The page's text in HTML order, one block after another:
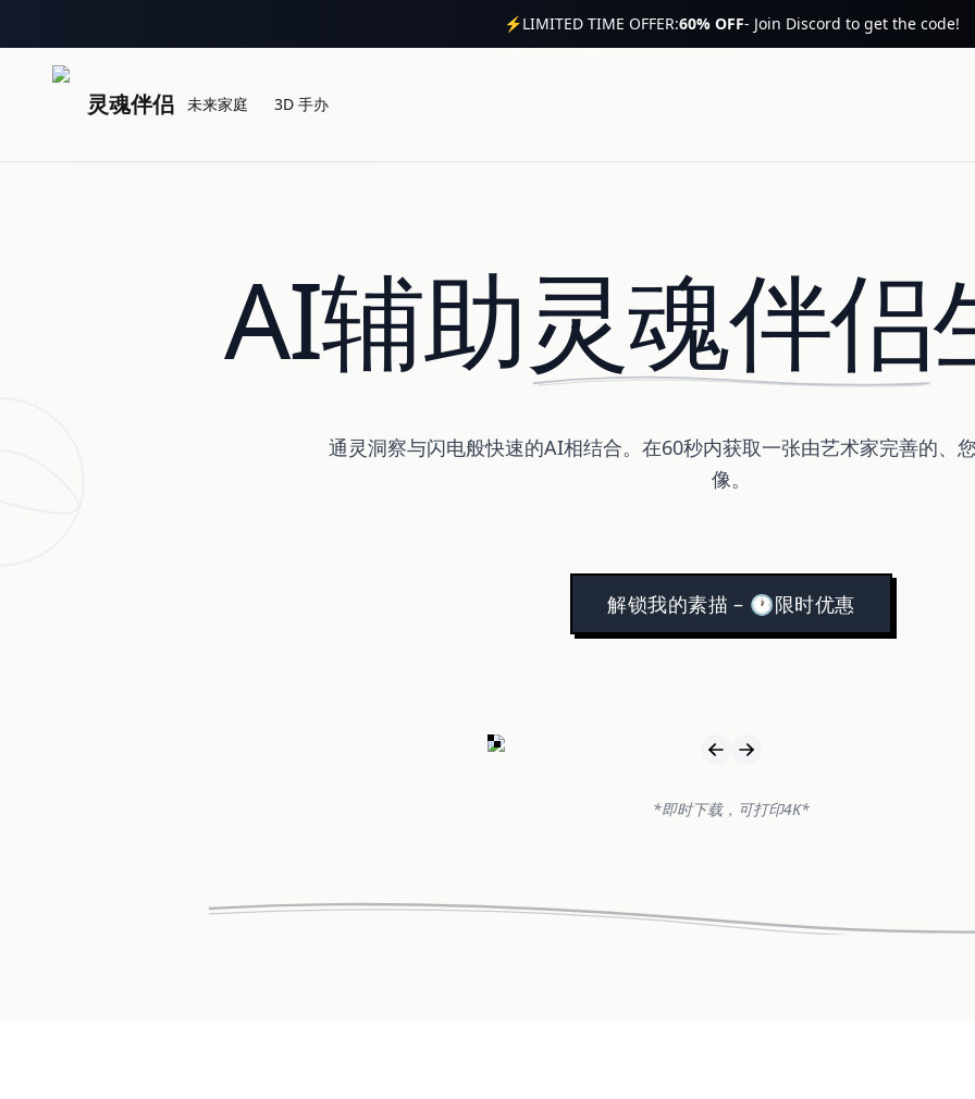
⚡LIMITED TIME OFFER:60% OFF- Join Discord to get the code!
灵魂伴侣 未来家庭 3D 手办
AI辅助灵魂伴侣
通灵洞察与闪电般快速的AI相结合。在60秒内获取一张由艺术家完善的、
像。
解锁我的素描 – 🕐限时优惠
*即时下载，可打印4K*